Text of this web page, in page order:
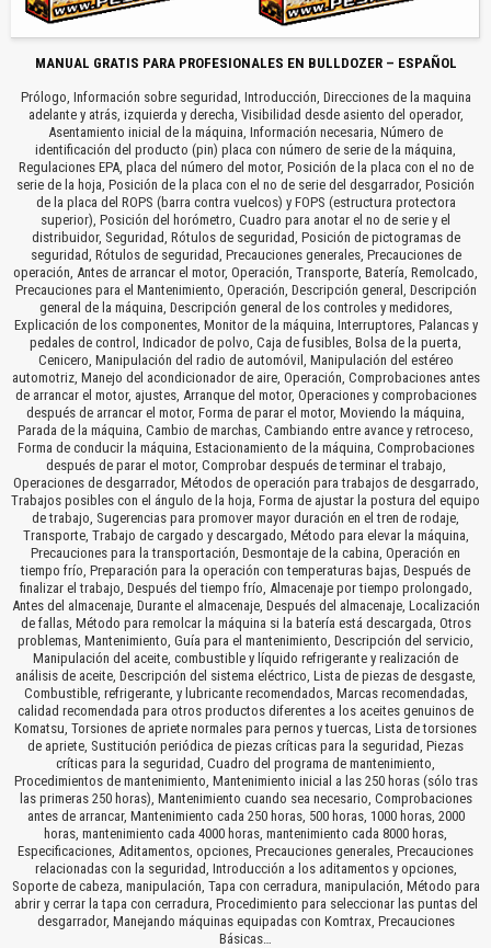
MANUAL GRATIS PARA PROFESIONALES EN BULLDOZER – ESPAÑOL
Prólogo, Información sobre seguridad, Introducción, Direcciones de la maquina
adelante y atrás, izquierda y derecha, Visibilidad desde asiento del operador,
Asentamiento inicial de la máquina, Información necesaria, Número de
identificación del producto (pin) placa con número de serie de la máquina,
Regulaciones EPA, placa del número del motor, Posición de la placa con el no de
serie de la hoja, Posición de la placa con el no de serie del desgarrador, Posición
de la placa del ROPS (barra contra vuelcos) y FOPS (estructura protectora
superior), Posición del horómetro, Cuadro para anotar el no de serie y el
distribuidor, Seguridad, Rótulos de seguridad, Posición de pictogramas de
seguridad, Rótulos de seguridad, Precauciones generales, Precauciones de
operación, Antes de arrancar el motor, Operación, Transporte, Batería, Remolcado,
Precauciones para el Mantenimiento, Operación, Descripción general, Descripción
general de la máquina, Descripción general de los controles y medidores,
Explicación de los componentes, Monitor de la máquina, Interruptores, Palancas y
pedales de control, Indicador de polvo, Caja de fusibles, Bolsa de la puerta,
Cenicero, Manipulación del radio de automóvil, Manipulación del estéreo
automotriz, Manejo del acondicionador de aire, Operación, Comprobaciones antes
de arrancar el motor, ajustes, Arranque del motor, Operaciones y comprobaciones
después de arrancar el motor, Forma de parar el motor, Moviendo la máquina,
Parada de la máquina, Cambio de marchas, Cambiando entre avance y retroceso,
Forma de conducir la máquina, Estacionamiento de la máquina, Comprobaciones
después de parar el motor, Comprobar después de terminar el trabajo,
Operaciones de desgarrador, Métodos de operación para trabajos de desgarrado,
Trabajos posibles con el ángulo de la hoja, Forma de ajustar la postura del equipo
de trabajo, Sugerencias para promover mayor duración en el tren de rodaje,
Transporte, Trabajo de cargado y descargado, Método para elevar la máquina,
Precauciones para la transportación, Desmontaje de la cabina, Operación en
tiempo frío, Preparación para la operación con temperaturas bajas, Después de
finalizar el trabajo, Después del tiempo frío, Almacenaje por tiempo prolongado,
Antes del almacenaje, Durante el almacenaje, Después del almacenaje, Localización
de fallas, Método para remolcar la máquina si la batería está descargada, Otros
problemas, Mantenimiento, Guía para el mantenimiento, Descripción del servicio,
Manipulación del aceite, combustible y líquido refrigerante y realización de
análisis de aceite, Descripción del sistema eléctrico, Lista de piezas de desgaste,
Combustible, refrigerante, y lubricante recomendados, Marcas recomendadas,
calidad recomendada para otros productos diferentes a los aceites genuinos de
Komatsu, Torsiones de apriete normales para pernos y tuercas, Lista de torsiones
de apriete, Sustitución periódica de piezas críticas para la seguridad, Piezas
críticas para la seguridad, Cuadro del programa de mantenimiento,
Procedimientos de mantenimiento, Mantenimiento inicial a las 250 horas (sólo tras
las primeras 250 horas), Mantenimiento cuando sea necesario, Comprobaciones
antes de arrancar, Mantenimiento cada 250 horas, 500 horas, 1000 horas, 2000
horas, mantenimiento cada 4000 horas, mantenimiento cada 8000 horas,
Especificaciones, Aditamentos, opciones, Precauciones generales, Precauciones
relacionadas con la seguridad, Introducción a los aditamentos y opciones,
Soporte de cabeza, manipulación, Tapa con cerradura, manipulación, Método para
abrir y cerrar la tapa con cerradura, Procedimiento para seleccionar las puntas del
desgarrador, Manejando máquinas equipadas con Komtrax, Precauciones
Básicas…